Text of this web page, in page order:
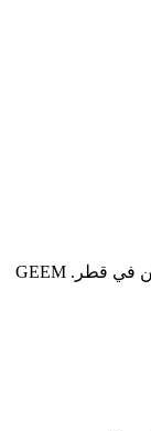
اشترِ مستوى الصناعة اللينة مطحنة نانو الصباغ على بأسعار معقولة. الطيف الواسع مطحنة نانو الصباغ في المخزون قابل للتخصيص حسب الحجم واللون وفقًا . Get Price; جييم | تسوق أونلاين في قطر. GEEM